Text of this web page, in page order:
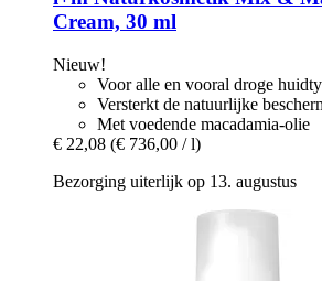
Cream, 30 ml
Nieuw!
Voor alle en vooral droge
Versterkt de natuurlijke
Met voedende macadamia-olie
€ 22,08 (€ 736,00 / l)
Bezorging uiterlijk op 13. augustus